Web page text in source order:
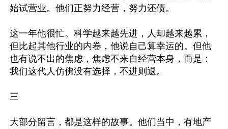
始试营业。他们正努力经营，努力还债。
这一年他很忙。科学越来越先进，人却越来越累，
但比起其他行业的内卷，他说自己算幸运的。但他
也有说不出的焦虑，焦虑不来自经营本身，而是：
我们这代人仿佛没有选择，不进则退。
三
大部分留言，都是这样的故事。他们当中，有地产